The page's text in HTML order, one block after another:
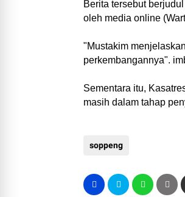
Berita tersebut
oleh media online
"Mustakim
perkembangannya".
Sementara itu,
masih dalam tahap
soppeng